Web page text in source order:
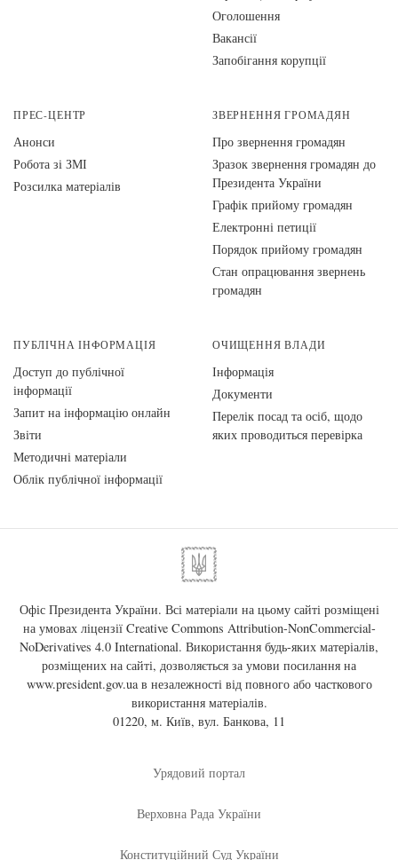
Оголошення
Вакансії
Запобігання корупції
ПРЕС-ЦЕНТР
Анонси
Робота зі ЗМІ
Розсилка матеріалів
ЗВЕРНЕННЯ ГРОМАДЯН
Про звернення громадян
Зразок звернення громадян до
Президента України
Графік прийому громадян
Електронні петиції
Порядок прийому громадян
Стан опрацювання звернень
громадян
ПУБЛІЧНА ІНФОРМАЦІЯ
Доступ до публічної
інформації
Запит на інформацію онлайн
Звіти
Методичні матеріали
Облік публічної інформації
ОЧИЩЕННЯ ВЛАДИ
Інформація
Документи
Перелік посад та осіб, щодо
яких проводиться перевірка
Офіс Президента України. Всі матеріали на цьому сайті розміщені
на умовах ліцензії Creative Commons Attribution-NonCommercial-
NoDerivatives 4.0 International. Використання будь-яких матеріалів,
розміщених на сайті, дозволяється за умови посилання на
www.president.gov.uaв незалежності від повного або часткового
використання матеріалів.
01220, м. Київ, вул. Банкова, 11
Урядовий портал
Верховна Рада України
Конституційний Суд України